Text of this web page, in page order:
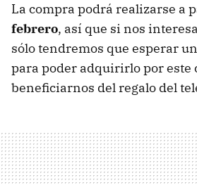
La compra podrá realizarse a
febrero, así que si nos
sólo tendremos que esperar
para poder adquirirlo por este
beneficiarnos del regalo del